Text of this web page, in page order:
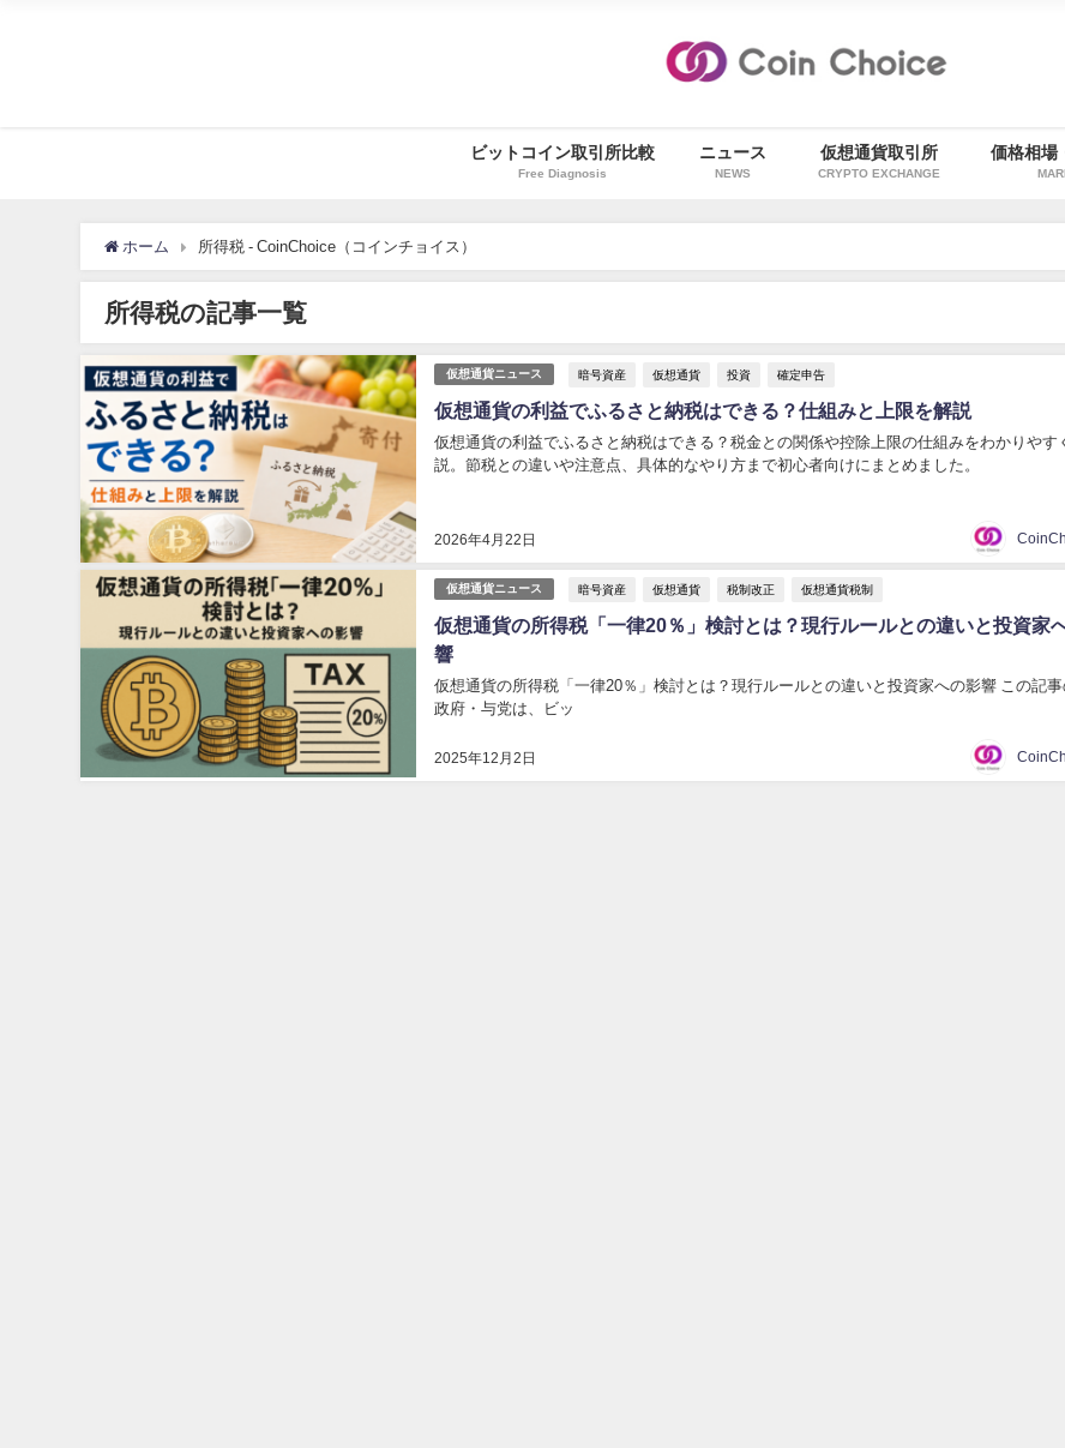
ビットコイン取引所比較
Free Diagnosis
ニュース
NEWS
仮想通貨取引所
CRYPTO EXCHANGE
価格相場
ホーム 所得税 - CoinChoice（コインチョイス）
所得税の記事一覧
仮想通貨ニュース 暗号資産 仮想通貨 投資 確定申告
仮想通貨の利益でふるさと納税はできる？仕組みと上限を解説
2026年4月22日
仮想通貨の利益でふるさと納税はできる？税金との関係や控除上限の仕組みをわかりやす
説。節税との違いや注意点、具体的なやり方まで初心者向けにまとめました。
仮想通貨ニュース 暗号資産 仮想通貨 税制改正 仮想通貨税制
仮想通貨の所得税「一律20％」検討とは？現行ルールとの違いと投資家
響
2025年12月2日
仮想通貨の所得税「一律20％」検討とは？現行ルールとの違いと投資家への影響 この記
政府・与党は、ビッ